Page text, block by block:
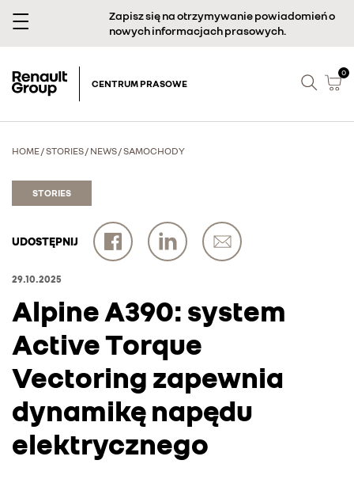
Zapisz się na otrzymywanie powiadomień o
nowych informacjach prasowych.
CENTRUM PRASOWE
0
HOME/STORIES/ NEWS/SAMOCHODY
STORIES
UDOSTĘPNIJ
29.10.2025
Alpine A390: system
Active Torque
Vectoring zapewnia
dynamikę napędu
elektrycznego